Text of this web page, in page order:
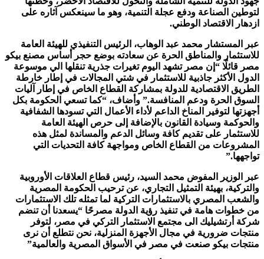
لتوطين الصناعة ودفع عجلة التنمية، وهو ما سينعكس آثاره على
ازدهار الاقتصاد الوطني.
عبر المستشار محمد عبد الوهاب، الرئيس التنفيذي للهيئة العامة
للاستثمار والمناطق الحرة عن سعادته بوضع حجر أساس مصنع بيكو
مصر قائلًا “إن مصر تشهد اليوم تغيرات جذرية تنقلها الي موسوعة
الدول الأكثر جاذبية للاستثمار في شتي المجالات في إطار خارطة
الطريق الاقتصادية للدولة بمشاركة القطاع الخاص في إطار آليات
السوق الحرة ودعم المنافسة.” وأضاف، “كما تسعي الحكومة بكل
أجهزتها لتوفير المناخ الداعم لأداء الأعمال التي تسودها الشفافية
والحوكمة وسيادة القانون بالإضافة إلى حرص الهيئة العامة
للاستثمار على تقديم كافة وسائل الدعم والمساندة لمثل هذه
المشروعات من القطاع الخاص ومواجهة كافة التحديات التي
تواجهها.”
عبر الوزير المفوض محمد السيد، رئيس قطاع العلاقات الأوروبية
والتركية، بهيئة التمثيل التجاري، عن ترحيب الحكومة المصرية
والشعب المصري بالاستثمارات التركية لما تمثله تلك الاستثمارات
من خطوات هامة في تنفيذ رؤية الدولة مصرحًا “يسعدنا أن تنضم
شركة أرتشيليك الى مجتمع الاستثمار التركي في مصر، لتوفر
منتجات ضرورية في مجال الأجهزة المنزلية، نحن نتطلع أن نرى
منتجات بيكو صنعت في مصر في الأسواق المصرية والعالمية”